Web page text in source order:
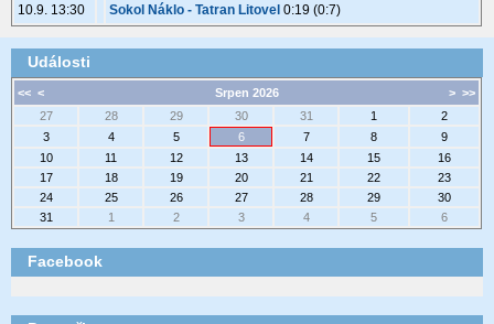
10.9. 13:30
Sokol Náklo - Tatran Litovel 0:19 (0:7)
Události
<< < > >>
Srpen 2026
27
28 29 30 31 1
2
3
4 5 6 7 8
9
10
11 12 13 14 15
16
17
18 19 20 21 22
23
24
25 26 27 28 29
30
31
1 2 3 4 5 6
Facebook